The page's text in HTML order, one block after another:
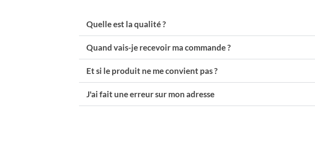
Quelle est la qualité ?
Quand vais-je recevoir ma commande ?
Et si le produit ne me convient pas ?
J'ai fait une erreur sur mon adresse